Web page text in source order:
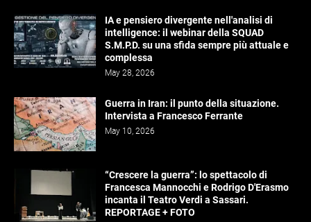
IA e pensiero divergente nell'analisi di
intelligence: il webinar della SQUAD
S.M.P.D. su una sfida sempre più attuale e
complessa
May 28, 2026
Guerra in Iran: il punto della situazione.
Intervista a Francesco Ferrante
May 10, 2026
“Crescere la guerra”: lo spettacolo di
Francesca Mannocchi e Rodrigo D'Erasmo
incanta il Teatro Verdi a Sassari.
REPORTAGE + FOTO